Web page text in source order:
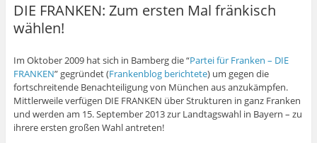
DIE FRANKEN: Zum ersten Mal fränkisch
wählen!
Im Oktober 2009 hat sich in Bamberg die “Partei für Franken – DIE
FRANKEN” gegründet (Frankenblog berichtete) um gegen die
fortschreitende Benachteiligung von München aus anzukämpfen.
Mittlerweile verfügen DIE FRANKEN über Strukturen in ganz Franken
und werden am 15. September 2013 zur Landtagswahl in Bayern – zu
ihrere ersten großen Wahl antreten!